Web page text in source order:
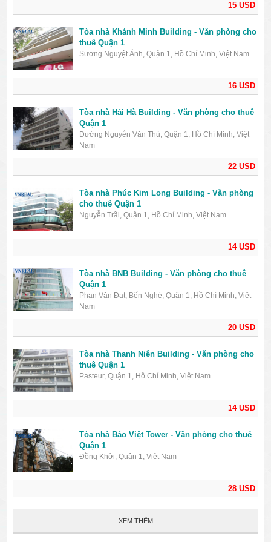
15 USD
16 USD
Tòa nhà Khánh Minh Building - Văn phòng cho
thuê Quận 1
Sương Nguyệt Ánh, Quận 1, Hồ Chí Minh, Việt Nam
22 USD
Tòa nhà Hải Hà Building - Văn phòng cho thuê
Quận 1
Đường Nguyễn Văn Thủ, Quận 1, Hồ Chí Minh, Việt
Nam
14 USD
Tòa nhà Phúc Kim Long Building - Văn phòng
cho thuê Quận 1
Nguyễn Trãi, Quận 1, Hồ Chí Minh, Việt Nam
20 USD
Tòa nhà BNB Building - Văn phòng cho thuê
Quận 1
Phan Văn Đạt, Bến Nghé, Quận 1, Hồ Chí Minh, Việt
Nam
14 USD
Tòa nhà Thanh Niên Building - Văn phòng cho
thuê Quận 1
Pasteur, Quận 1, Hồ Chí Minh, Việt Nam
28 USD
Tòa nhà Bảo Việt Tower - Văn phòng cho thuê
Quận 1
Đồng Khởi, Quận 1, Việt Nam
XEM THÊM